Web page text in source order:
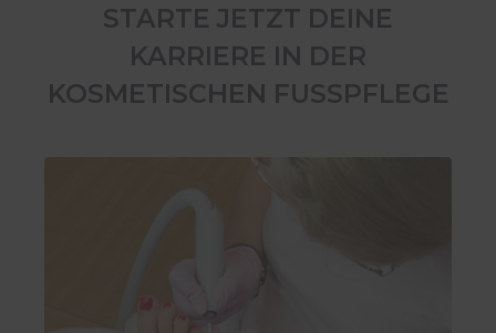
STARTE JETZT DEINE
KARRIERE IN DER
KOSMETISCHEN FUSSPFLEGE